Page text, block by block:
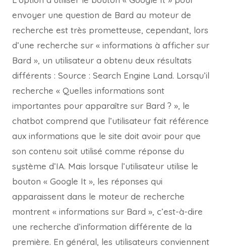
envoyer une question de Bard au moteur de
recherche est très prometteuse, cependant, lors
d’une recherche sur « informations à afficher sur
Bard », un utilisateur a obtenu deux résultats
différents : Source : Search Engine Land. Lorsqu’il
recherche « Quelles informations sont
importantes pour apparaître sur Bard ? », le
chatbot comprend que l’utilisateur fait référence
aux informations que le site doit avoir pour que
son contenu soit utilisé comme réponse du
système d’IA. Mais lorsque l’utilisateur utilise le
bouton « Google It », les réponses qui
apparaissent dans le moteur de recherche
montrent « informations sur Bard », c’est-à-dire
une recherche d’information différente de la
première. En général, les utilisateurs conviennent